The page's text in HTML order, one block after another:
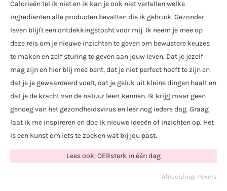
Calorieën tel ik niet en ik kan je ook niet vertellen welke
ingrediënten alle producten bevatten die ik gebruik. Gezonder
leven blijft een ontdekkingstocht voor mij. Ik neem je mee op
deze reis om je nieuwe inzichten te geven om bewustere keuzes
te maken en zelf sturing te geven aan jouw leven. Dat je jezelf
mag zijn en hier blij mee bent, dat je niet perfect hoeft te zijn en
dat je je gewaardeerd voelt, dat je geluk uit kleine dingen haalt en
dat je de kracht van de natuur leert kennen. Ik krijg maar geen
genoeg van het gezondheidsvirus en leer nog iedere dag. Graag
laat ik me inspireren en doe ik nieuwe ideeën of inzichten op. Het
is een kunst om iets te zoeken wat bij jou past.
Lees ook: OERsterk in één dag
Afbeelding: Pexels